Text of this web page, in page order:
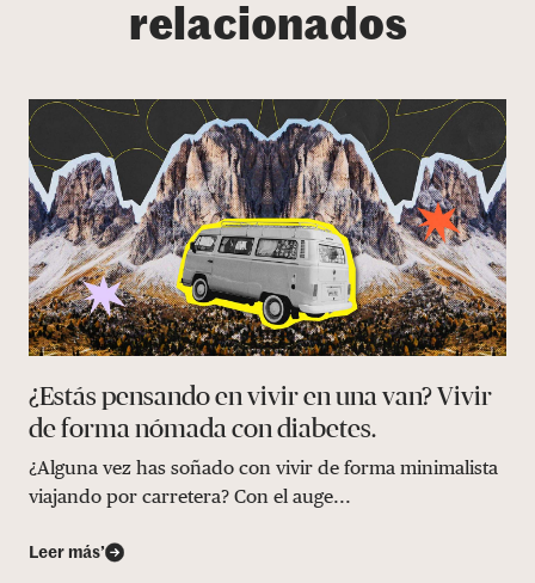
relacionados
¿Estás pensando en vivir en una van? Vivir
de forma nómada con diabetes.
¿Alguna vez has soñado con vivir de forma minimalista
viajando por carretera? Con el auge...
Leer más’